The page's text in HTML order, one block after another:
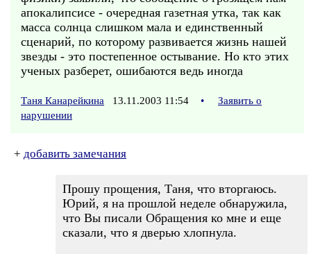
апокалипсисе - очередная газетная утка, так как
масса солнца слишком мала и единственный
сценарий, по которому развивается жизнь нашей
звезды - это постепенное остывание. Но кто этих
ученых разберет, ошибаются ведь иногда
Таня Канарейкина 13.11.2003 11:54 •
Заявить о
нарушении
+ добавить замечания
Прошу прощения, Таня, что вторгаюсь.
Юрий, я на прошлой неделе обнаружила,
что Вы писали Обращения ко мне и еще
сказали, что я дверью хлопнула.